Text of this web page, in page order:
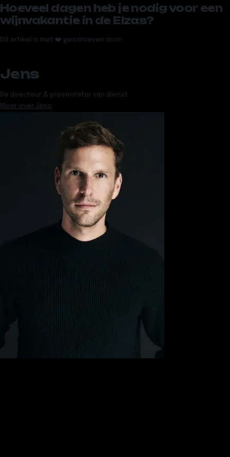
Hoeveel dagen heb je nodig voor een
wijnvakantie in de Elzas?
Dit artikel is met ❤️ geschreven door:
Jens
De directeur & presentator van dienst
Meer over Jens